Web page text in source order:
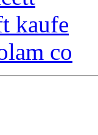
kaufe
co